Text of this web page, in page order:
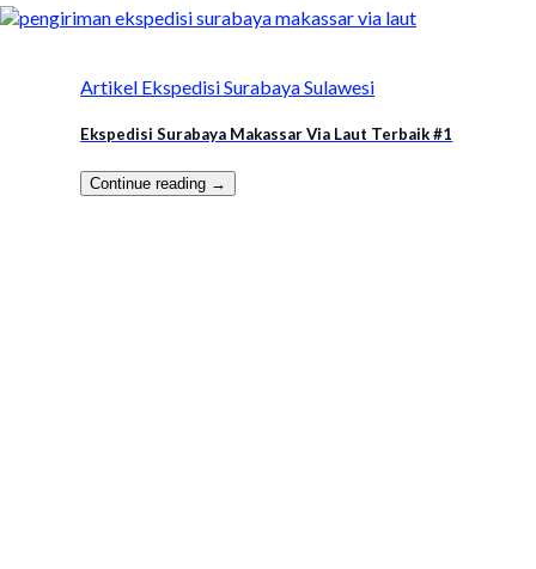
Artikel Ekspedisi Surabaya Sulawesi
Ekspedisi Surabaya Makassar Via Laut Terbaik #1
Continue reading →